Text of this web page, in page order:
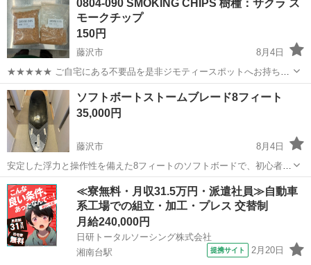
衣料服飾品、生活雑貨、家具、本、CD・DVDなどが無料でまとめて持
ち込めます！ ※詳細はこ...
0804-090 SMOKING CHIPS 樹種：サクラ ス
モークチップ
150円
藤沢市
8月4日
★★★★★ ご自宅にある不要品を是非ジモティースポットへお持ち込
みしませんか？ 家電、趣味・スポーツ・レジャー用品、こども用品、
衣料服飾品、生活雑貨、家具、本、CD・DVDなどが無料でまとめて持
ち込めます！ ※詳細はこ...
神奈川 藤沢市 その他 スモークチップ
ソフトボートストームブレード8フィート
35,000円
藤沢市
8月4日
安定した浮力と操作性を備えた8フィートのソフトボードで、初心者か
ら中級者の練習用に最適です。 他にも出品しているので、先着順で
す。 - サイズ: 8FT ノークレーム ノーリターン 即購入OK・コメント
なしOK 素人保管のた...
神奈川 藤沢市 マリンスポーツ
≪寮無料・月収31.5万円・派遣社員≫自動車
系工場での組立・加工・プレス 交替制
月給240,000円
日研トータルソーシング株式会社
湘南台駅
提携サイト 2月20日